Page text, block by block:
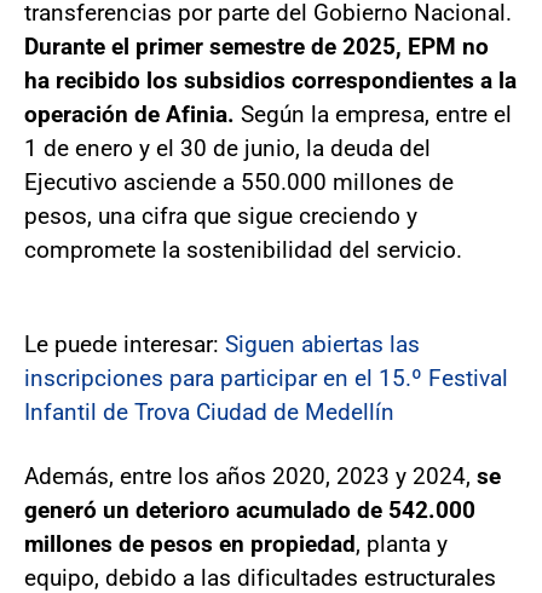
transferencias por parte del Gobierno Nacional.
Durante el primer semestre de 2025, EPM no
ha recibido los subsidios correspondientes a la
operación de Afinia. Según la empresa, entre el
1 de enero y el 30 de junio, la deuda del
Ejecutivo asciende a 550.000 millones de
pesos, una cifra que sigue creciendo y
compromete la sostenibilidad del servicio.
Le puede interesar: Siguen abiertas las
inscripciones para participar en el 15.º Festival
Infantil de Trova Ciudad de Medellín
Además, entre los años 2020, 2023 y 2024, se
generó un deterioro acumulado de 542.000
millones de pesos en propiedad, planta y
equipo, debido a las dificultades estructurales